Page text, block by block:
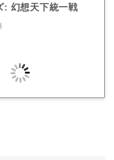
: 幻想天下統一戦